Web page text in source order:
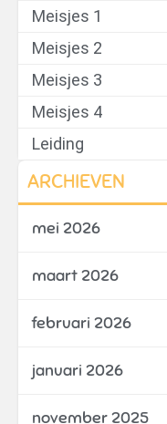
Meisjes 1
Meisjes 2
Meisjes 3
Meisjes 4
Leiding
ARCHIEVEN
mei 2026
maart 2026
februari 2026
januari 2026
november 2025